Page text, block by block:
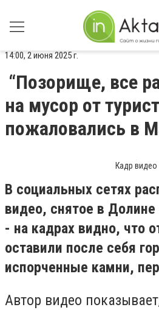
14:00, 2 июня 2025 г.
“Позорище, все
на мусор от
пожаловались в
Кадр видео
В социальных сетях
видео, снятое в
- на кадрах видно, что
оставили после себя
испорченные камни,
Автор видео